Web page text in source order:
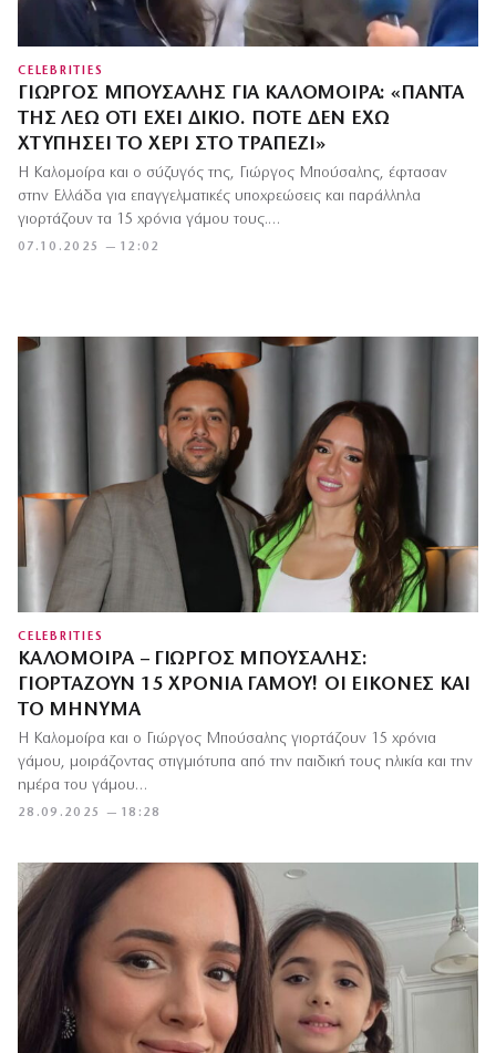
CELEBRITIES
ΓΙΏΡΓΟΣ ΜΠΟΎΣΑΛΗΣ ΓΙΑ ΚΑΛΟΜΟΊΡΑ: «ΠΆΝΤΑ
ΤΗΣ ΛΈΩ ΌΤΙ ΈΧΕΙ ΔΊΚΙΟ. ΠΟΤΈ ΔΕΝ ΈΧΩ
ΧΤΥΠΉΣΕΙ ΤΟ ΧΈΡΙ ΣΤΟ ΤΡΑΠΈΖΙ»
07.10.2025 — 12:02
Η Καλομοίρα και ο σύζυγός της, Γιώργος Μπούσαλης, έφτασαν
στην Ελλάδα για επαγγελματικές υποχρεώσεις και παράλληλα
γιορτάζουν τα 15 χρόνια γάμου τους.…
CELEBRITIES
ΚΑΛΟΜΟΊΡΑ – ΓΙΏΡΓΟΣ ΜΠΟΎΣΑΛΗΣ:
ΓΙΟΡΤΆΖΟΥΝ 15 ΧΡΌΝΙΑ ΓΆΜΟΥ! ΟΙ ΕΙΚΌΝΕΣ ΚΑΙ
ΤΟ ΜΉΝΥΜΑ
28.09.2025 — 18:28
Η Καλομοίρα και ο Γιώργος Μπούσαλης γιορτάζουν 15 χρόνια
γάμου, μοιράζοντας στιγμιότυπα από την παιδική τους ηλικία και την
ημέρα του γάμου…